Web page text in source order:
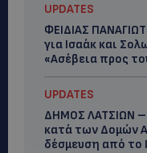
UPDATES
ΦΕΙΔΙΑΣ
για Ισαάκ και
«Ασέβεια προς
UPDATES
ΔΗΜΟΣ ΛΑΤΣΙΩΝ
κατά των Δομών
δέσμευση από το